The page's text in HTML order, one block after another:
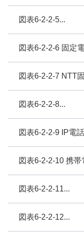
図表6-2-2-5...
図表6-2-2-6 固定
図表6-2-2-7 NTT
図表6-2-2-8...
図表6-2-2-9 IP電
図表6-2-2-10 携
図表6-2-2-11...
図表6-2-2-12...